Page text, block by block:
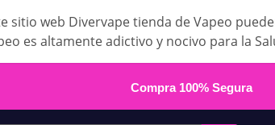
sitio web Divervape tienda de Vapeo
es altamente adictivo y nocivo para la
Compra 100% Segura